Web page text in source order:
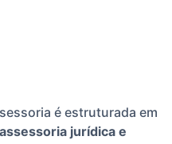
é estruturada em
assessoria jurídica e